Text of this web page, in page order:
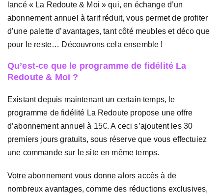
lancé « La Redoute & Moi » qui, en échange d’un
abonnement annuel à tarif réduit, vous permet de profiter
d’une palette d’avantages, tant côté meubles et déco que
pour le reste… Découvrons cela ensemble !
Qu’est-ce que le programme de fidélité La
Redoute & Moi ?
Existant depuis maintenant un certain temps, le
programme de fidélité La Redoute propose une offre
d’abonnement annuel à 15€. A ceci s’ajoutent les 30
premiers jours gratuits, sous réserve que vous effectuiez
une commande sur le site en même temps.
Votre abonnement vous donne alors accès à de
nombreux avantages, comme des réductions exclusives,